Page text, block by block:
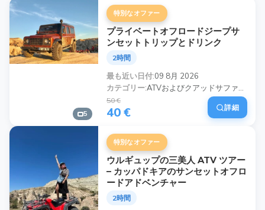
5
特別なオファー
プライベートオフロードジープサ
ンセットトリップとドリンク
2時間
最も近い日付 09 8月 2026
カテゴリー
50 €
40 € 詳細
特別なオファー
ウルギュップの三美人 ATV ツアー
– カッパドキアのサンセットオフロ
ードアドベンチャー
2時間